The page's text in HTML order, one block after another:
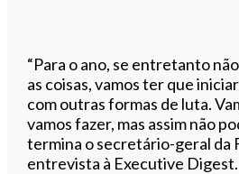
“Para o ano, se entretanto
as coisas, vamos ter que
com outras formas de luta.
vamos fazer, mas assim não
termina o secretário-geral da
entrevista à Executive Digest.